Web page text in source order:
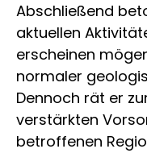
Abschließend
aktuellen
erscheinen
normaler
Dennoch rät er
verstärkten
betroffenen